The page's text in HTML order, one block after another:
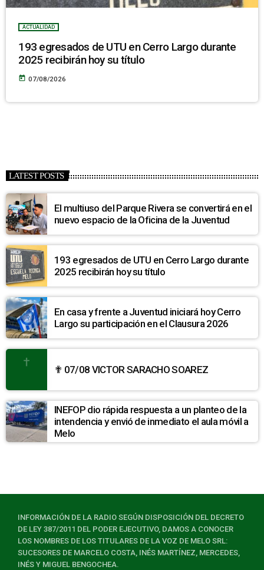
ACTUALIDAD
193 egresados de UTU en Cerro Largo durante
2025 recibirán hoy su título
today 07/08/2026
LATEST POSTS
El multiuso del Parque Rivera se convertirá en el
nuevo espacio de la Oficina de la Juventud
193 egresados de UTU en Cerro Largo durante
2025 recibirán hoy su título
En casa y frente a Juventud iniciará hoy Cerro
Largo su participación en el Clausura 2026
✟ 07/08 VICTOR SARACHO SOAREZ
INEFOP dio rápida respuesta a un planteo de la
intendencia y envió de inmediato el aula móvil a
Melo
INFORMACIÓN DE LA RADIO SEGÚN DISPOSICIÓN DEL DECRETO
DE LEY 387/2011 DEL PODER EJECUTIVO, DAMOS A CONOCER
LOS NOMBRES DE LOS TITULARES DE LA VOZ DE MELO SRL:
SUCESORES DE MARCELO COSTA, INÉS MARTÍNEZ, MERCEDES,
INÉS Y MIGUEL BENGOCHEA.